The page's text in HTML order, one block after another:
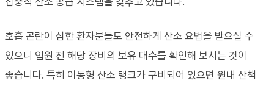
호흡 곤란이 심한 환자분들도 안전하게 산소 요법을 받으실 수
있으니 입원 전 해당 장비의 보유 대수를 확인해 보시는 것이
좋습니다. 특히 이동형 산소 탱크가 구비되어 있으면 원내 산책